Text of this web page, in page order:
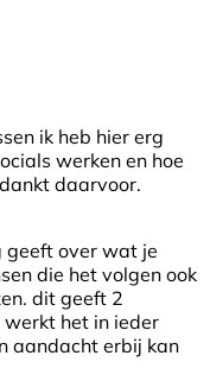
ik heb hier erg
werken en hoe
daarvoor.
geeft over wat je
die het volgen ook
dit geeft 2
werkt het in ieder
aandacht erbij kan